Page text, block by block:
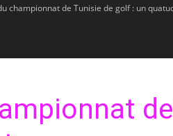
championnat de Tunisie de golf : un